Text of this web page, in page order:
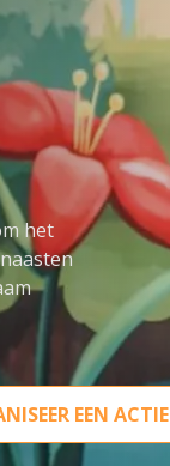
het
EEN ACTIE